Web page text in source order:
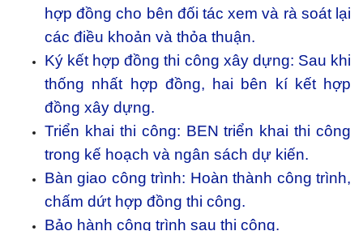
hợp đồng cho bên đối tác xem và rà soát lại
các điều khoản và thỏa thuận.
Ký kết hợp đồng thi công xây dựng: Sau khi
thống nhất hợp đồng, hai bên kí kết hợp
đồng xây dựng.
Triển khai thi công: BEN triển khai thi công
trong kế hoạch và ngân sách dự kiến.
Bàn giao công trình: Hoàn thành công trình,
chấm dứt hợp đồng thi công.
Bảo hành công trình sau thi công.